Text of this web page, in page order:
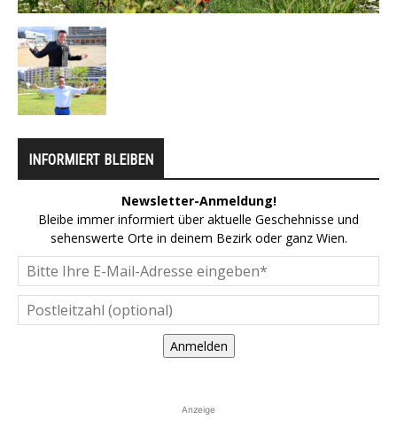
INFORMIERT BLEIBEN
Newsletter-Anmeldung!
Bleibe immer informiert über aktuelle Geschehnisse und
sehenswerte Orte in deinem Bezirk oder ganz Wien.
Anmelden
Anzeige